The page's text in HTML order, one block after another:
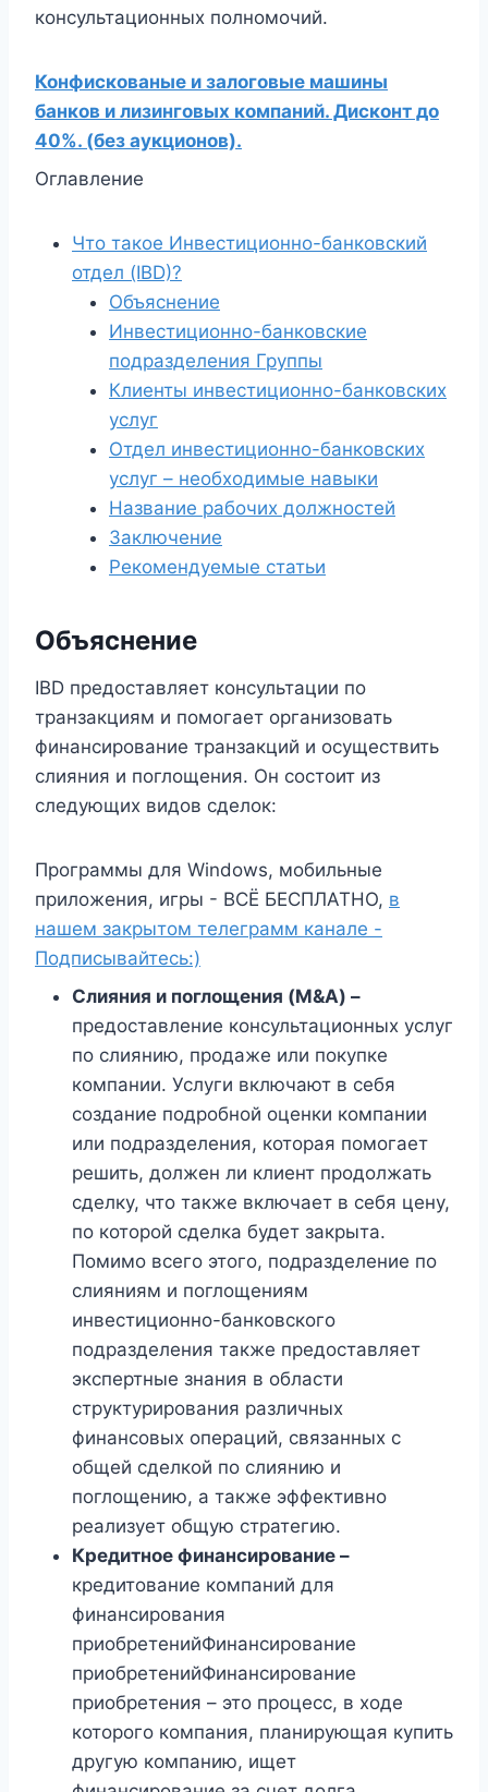
консультационных полномочий.
Конфискованые и залоговые машины
банков и лизинговых компаний. Дисконт до
40%. (без аукционов).
Оглавление
Что такое Инвестиционно-банковский
отдел (IBD)?
Объяснение
Инвестиционно-банковские
подразделения Группы
Клиенты инвестиционно-банковских
услуг
Отдел инвестиционно-банковских
услуг – необходимые навыки
Название рабочих должностей
Заключение
Рекомендуемые статьи
Объяснение
IBD предоставляет консультации по
транзакциям и помогает организовать
финансирование транзакций и осуществить
слияния и поглощения. Он состоит из
следующих видов сделок:
Программы для Windows, мобильные
приложения, игры - ВСЁ БЕСПЛАТНО, в
нашем закрытом телеграмм канале -
Подписывайтесь:)
Слияния и поглощения (M&A) –
предоставление консультационных услуг
по слиянию, продаже или покупке
компании. Услуги включают в себя
создание подробной оценки компании
или подразделения, которая помогает
решить, должен ли клиент продолжать
сделку, что также включает в себя цену,
по которой сделка будет закрыта.
Помимо всего этого, подразделение по
слияниям и поглощениям
инвестиционно-банковского
подразделения также предоставляет
экспертные знания в области
структурирования различных
финансовых операций, связанных с
общей сделкой по слиянию и
поглощению, а также эффективно
реализует общую стратегию.
Кредитное финансирование –
кредитование компаний для
финансирования
приобретенийФинансирование
приобретенийФинансирование
приобретения – это процесс, в ходе
которого компания, планирующая купить
другую компанию, ищет